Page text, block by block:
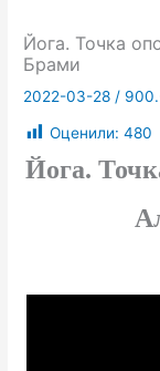
Йога. Точка
Брами
2022-03-28 /
Оценили: 480
Йога.